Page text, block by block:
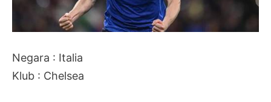
Negara : Italia
Klub : Chelsea